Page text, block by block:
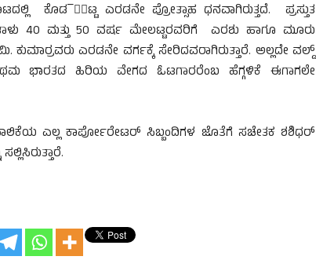
ಕೊಡ¯್ಪಟ್ಟ ಎರಡನೇ ಪ್ರೋತ್ಸಾಹ ಧನವಾಗಿರುತ್ತದೆ. ಪ್ರಸ್ತುತ
40 ಮತ್ತು 50 ವರ್ಷ ಮೇಲಟ್ಟರವರಿಗೆ ಎರಶು ಹಾಗೂ ಮೂರು
ಕುಮಾರ್‍ರವರು ಎರಡನೇ ವರ್ಗಕ್ಕೆ ಸೇರಿದವರಾಗಿರುತ್ತಾರೆ. ಅಲ್ಲದೇ ವಲ್ಡ್
ಭಾರತದ ಹಿರಿಯ ವೇಗದ ಓಟಗಾರರೆಂಬ ಹೆಗ್ಗಳಿಕೆ ಈಗಾಗಲೇ
ಪಾಲಿಕೆಯ ಎಲ್ಲ ಕಾರ್ಪೋರೇಟರ್ ಸಿಬ್ಬಂದಿಗಳ ಜೊತೆಗೆ ಸಚೇತಕ ಶಶಿಧರ್